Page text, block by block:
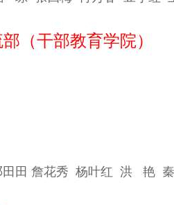
（干部教育学院）
田 詹花秀 杨叶红 洪 艳